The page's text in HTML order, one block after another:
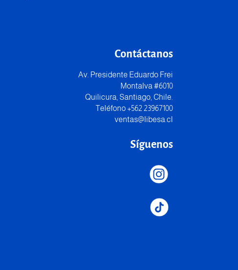
Contáctanos
Av. Presidente Eduardo Frei
Montalva #6010
Quilicura, Santiago, Chile.
Teléfono +562 23967100
ventas@libesa.cl
Síguenos